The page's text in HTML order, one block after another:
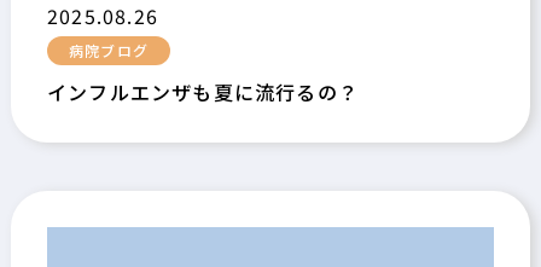
2025.08.26
病院ブログ
インフルエンザも夏に流行るの？